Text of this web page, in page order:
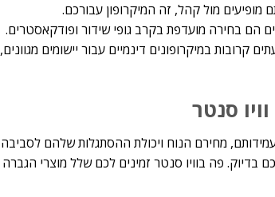
מופיעים מול קהל, זה המיקרופון עבורכם.
קרובות במיקרופונים דינמיים עבור יישומים
סנטר
מחירם הנוח ויכולת ההסתגלות שלהם
בדיוק. פה בוויו סנטר זמינים לכם שלל מוצרי הגברה